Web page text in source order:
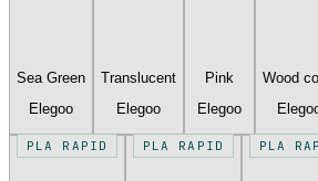
Sea Green
Elegoo
Translucent
Elegoo
Pink
Elegoo
Wood
PLA RAPID PLA RAPID PLA